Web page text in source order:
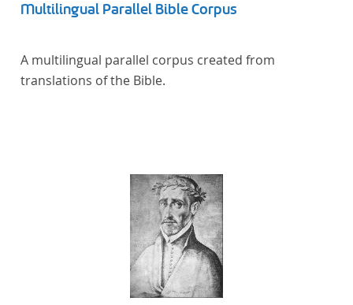
Multilingual Parallel Bible Corpus
A multilingual parallel corpus created from
translations of the Bible.